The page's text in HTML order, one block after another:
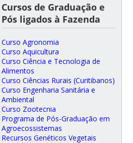
Cursos de Graduação e
Pós ligados à Fazenda
Curso Agronomia
Curso Aquicultura
Curso Ciência e Tecnologia de
Alimentos
Curso Ciências Rurais (Curitibanos)
Curso Engenharia Sanitária e
Ambiental
Curso Zootecnia
Programa de Pós-Graduação em
Agroecossistemas
Recursos Genéticos Vegetais